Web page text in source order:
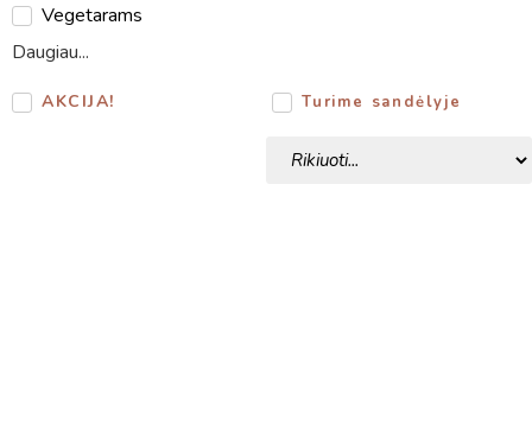
Vegetarams
Daugiau...
AKCIJA! Turime sandėlyje